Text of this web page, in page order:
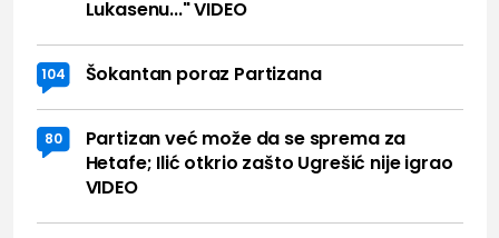
Lukasenu..." VIDEO
104 Šokantan poraz Partizana
80
Partizan već može da se sprema za
Hetafe; Ilić otkrio zašto Ugrešić nije igrao
VIDEO